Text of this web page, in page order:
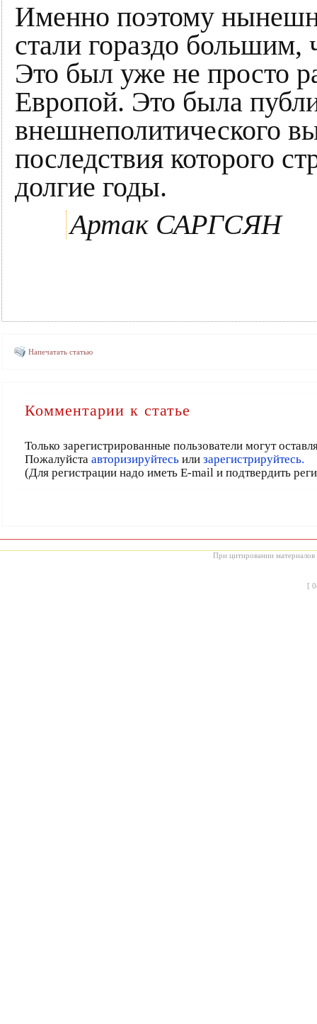
Именно поэтому
стали гораздо
Это был уже не просто
Европой. Это была
внешнеполитического
последствия которого
долгие годы.
Артак САРГСЯН
Напечатать статью
Комментарии к статье
Только зарегистрированные пользователи могут
Пожалуйста авторизируйтесьили зарегистрируйтесь.
(Для регистрации надо иметь E-mail и подтвердить
При цитировании материалов
[